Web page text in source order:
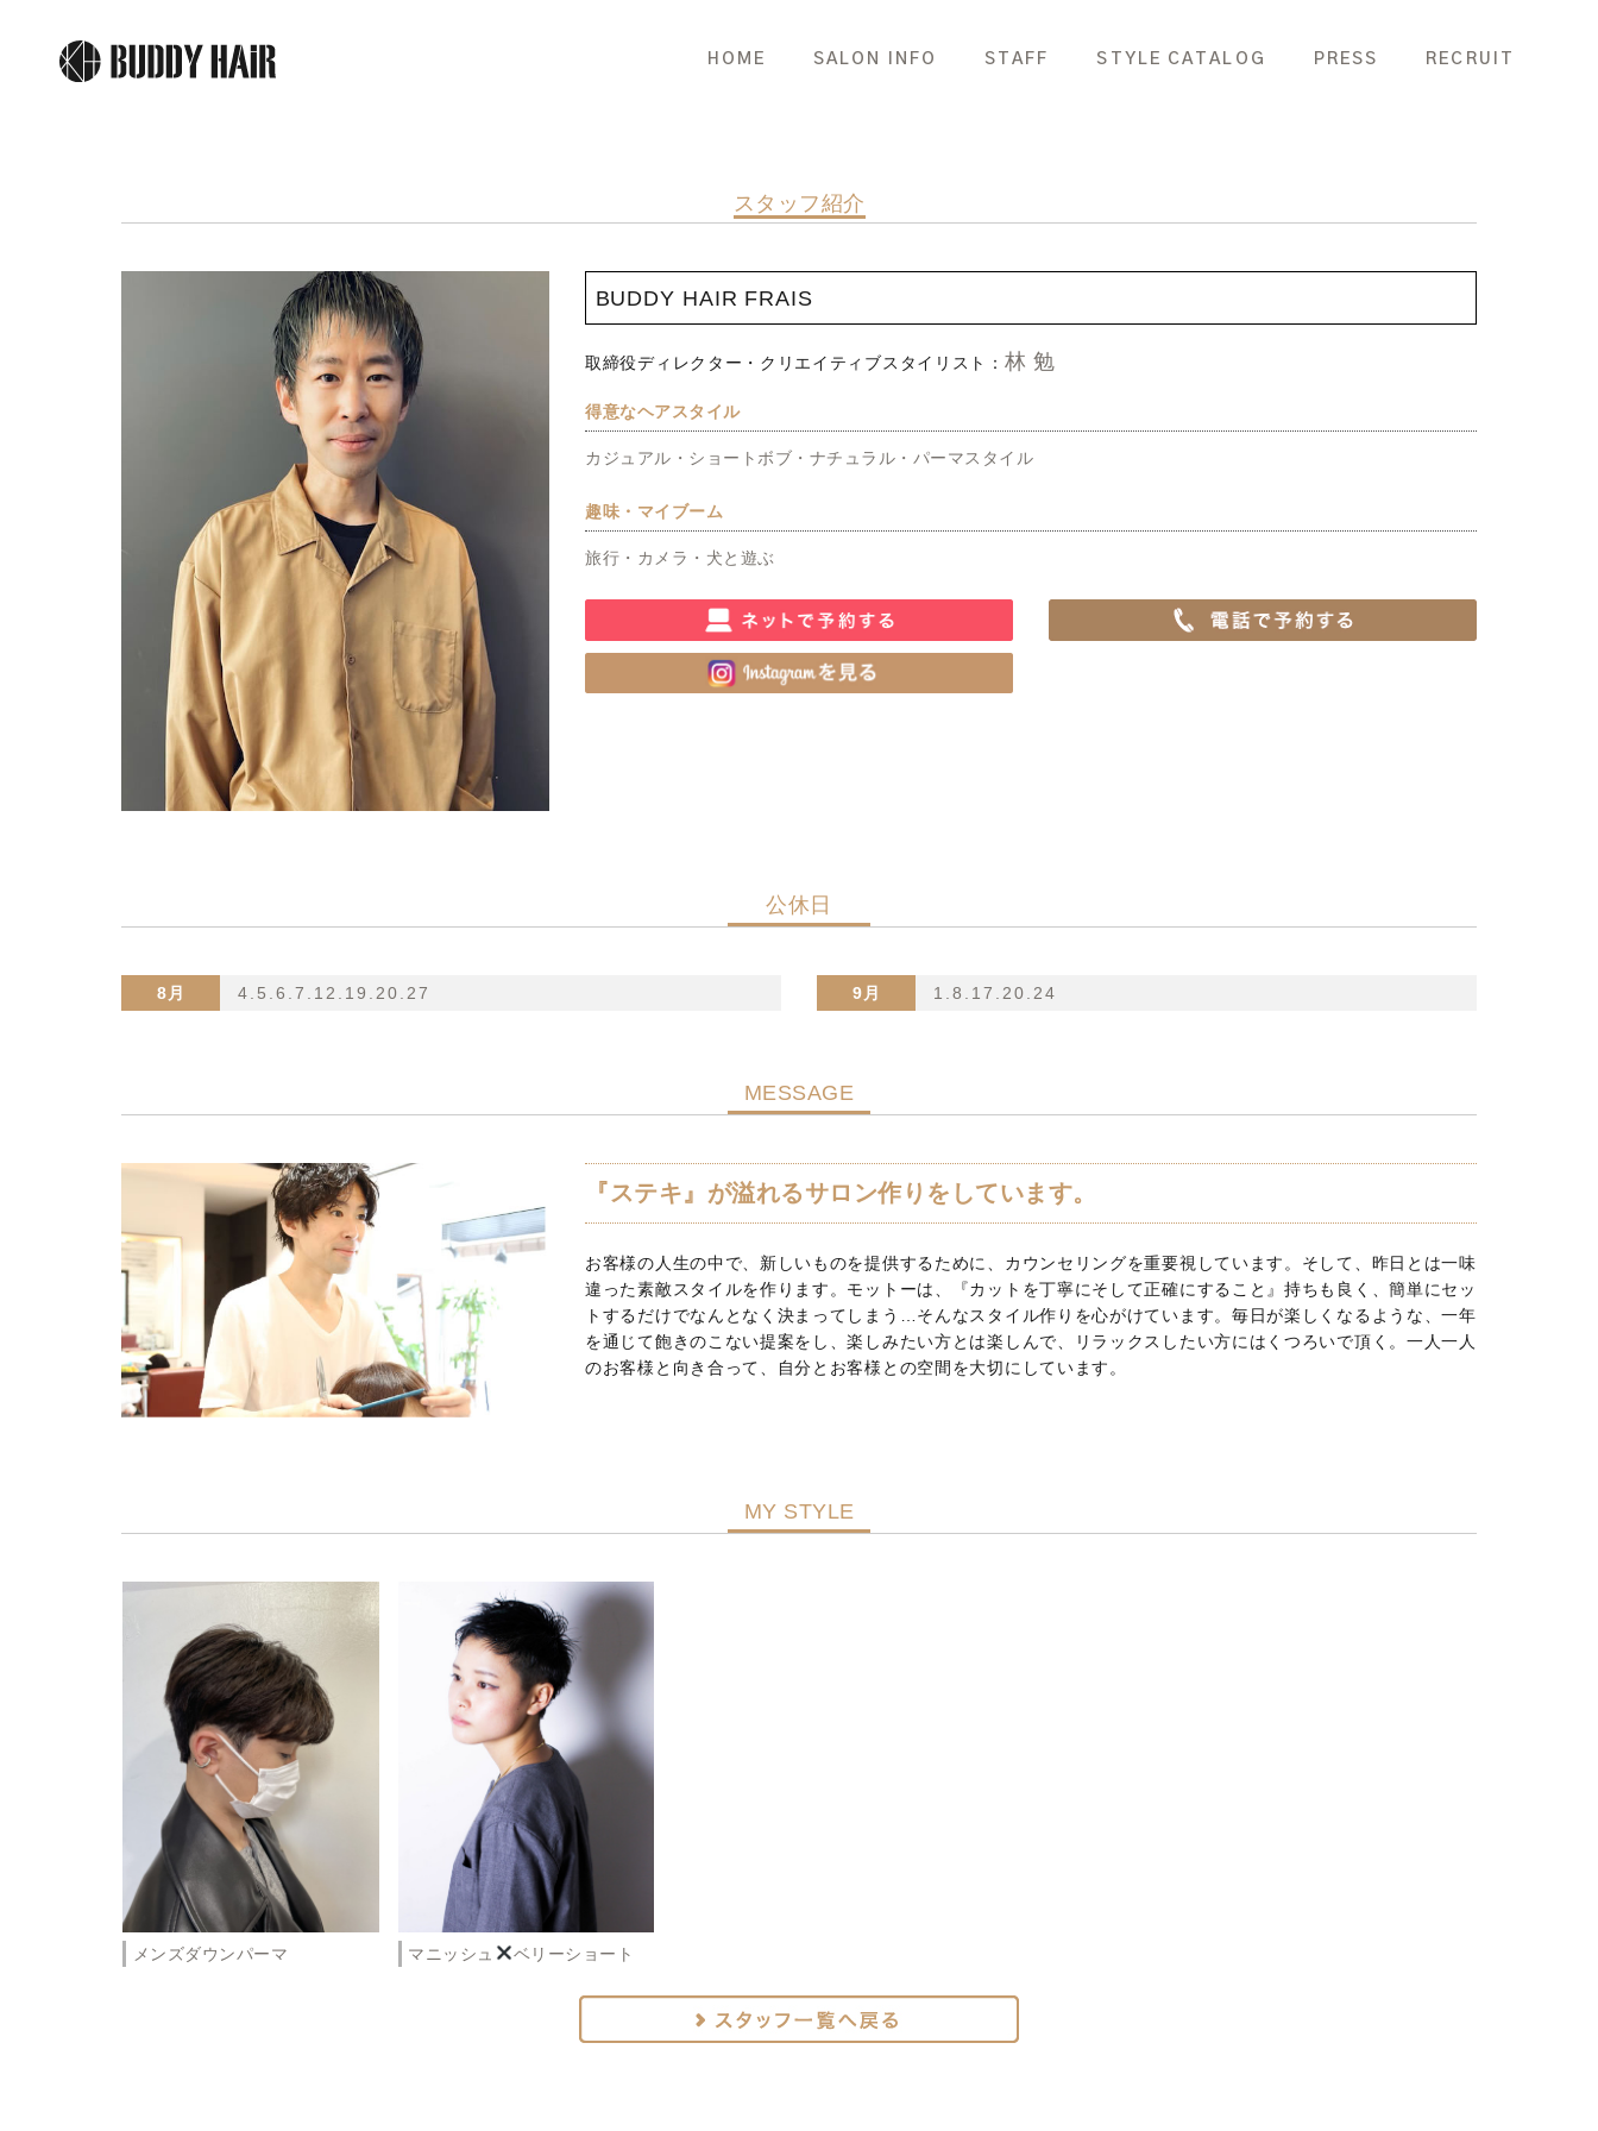
HOME SALON INFO STAFF STYLE CATALOG PRESS RECRUIT
スタッフ紹介
BUDDY HAIR FRAIS
取締役ディレクター・クリエイティブスタイリスト： 林 勉
得意なヘアスタイル
カジュアル・ショートボブ・ナチュラル・パーマスタイル
趣味・マイブーム
旅行・カメラ・犬と遊ぶ
公休日
8月 4.5.6.7.12.19.20.27 9月 1.8.17.20.24
MESSAGE
『ステキ』が溢れるサロン作りをしています。
お客様の人生の中で、新しいものを提供するために、カウンセリングを重要視しています。そして、昨日とは一味
違った素敵スタイルを作ります。モットーは、『カットを丁寧にそして正確にすること』持ちも良く、簡単にセッ
トするだけでなんとなく決まってしまう…そんなスタイル作りを心がけています。毎日が楽しくなるような、一年
を通じて飽きのこない提案をし、楽しみたい方とは楽しんで、リラックスしたい方にはくつろいで頂く。一人一人
のお客様と向き合って、自分とお客様との空間を大切にしています。
MY STYLE
メンズダウンパーマ マニッシュ ベリーショート